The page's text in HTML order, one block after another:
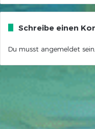
Schreibe einen
Du musst angemeldet